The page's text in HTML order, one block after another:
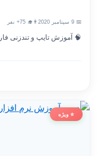
👨‍🎓 75+ نفر
🧠 آموزش تایپ و تندزنی
⭐ ویژه